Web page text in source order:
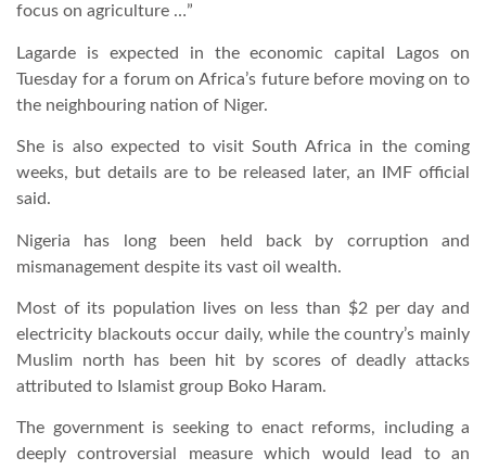
DOBRAVERO.HU
GLOBOBOOK
focus on agriculture …”
Lagarde is expected in the economic capital Lagos on
Tuesday for a forum on Africa’s future before moving on to
the neighbouring nation of Niger.
She is also expected to visit South Africa in the coming
weeks, but details are to be released later, an IMF official
said.
Nigeria has long been held back by corruption and
mismanagement despite its vast oil wealth.
Most of its population lives on less than $2 per day and
electricity blackouts occur daily, while the country’s mainly
Muslim north has been hit by scores of deadly attacks
attributed to Islamist group Boko Haram.
The government is seeking to enact reforms, including a
deeply controversial measure which would lead to an